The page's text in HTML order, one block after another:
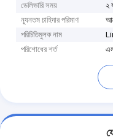
ডেলিভারি সময়
২
ন্যূনতম চাহিদার পরিমাণ
পরিচিতিমুলক নাম
পরিশোধের শর্ত